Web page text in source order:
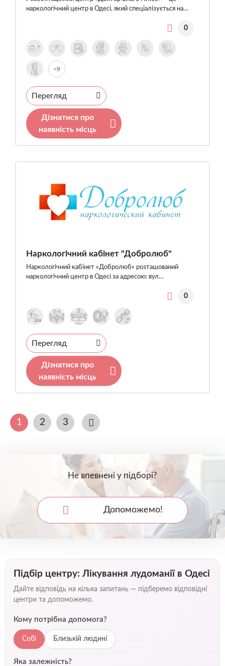
наркологічний центр в Одесі, який спеціалізується на…
0
+9
Перегляд
Дізнатися про
наявність місць
Наркологічний кабінет "Добролюб"
Наркологічний кабінет «Добролюб» розташований
наркологічний центр в Одесі за адресою: вул…
0
Перегляд
Дізнатися про
наявність місць
1 2 3
Не впевнені у підборі?
Допоможемо!
Підбір центру: Лікування лудоманії в Одесі
Дайте відповідь на кілька запитань — підберемо відповідні
центри та допоможемо.
Кому потрібна допомога?
Собі Близькій людині
Яка залежність?